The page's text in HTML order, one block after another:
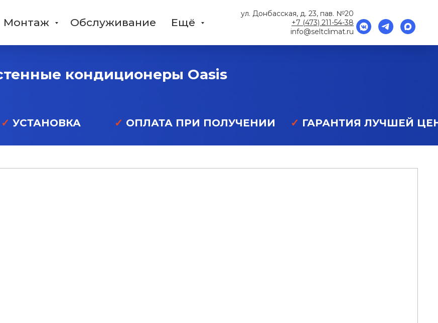
Монтаж Обслуживание Ещё
ул. Донбасская, д. 23, пав. №20
+7 (473) 211-54-38
info@seltclimat.ru
кондиционеры Oasis
✓ УСТАНОВКА ✓ ОПЛАТА ПРИ ПОЛУЧЕНИИ ✓ ГАРАНТИЯ ЛУЧШЕЙ